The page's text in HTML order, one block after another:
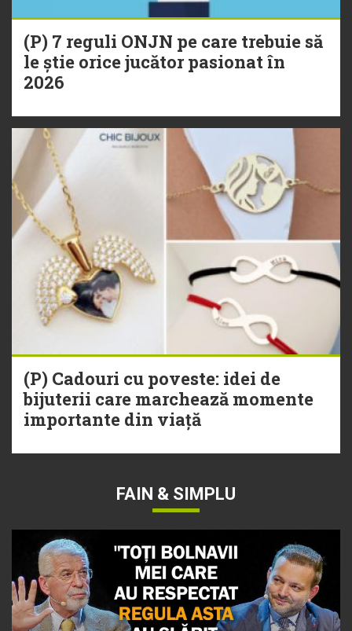
(P) 7 reguli ONJN pe care trebuie să
le știe orice jucător pasionat în
2026
(P) Cadouri cu poveste: idei de
bijuterii care marchează momente
importante din viață
FAIN & SIMPLU